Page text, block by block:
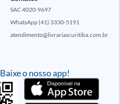
Baixe o nosso app!
SAC 4020-9697
WhatsApp (41) 3330-5191
atendimento@livrariascuritiba.com.br